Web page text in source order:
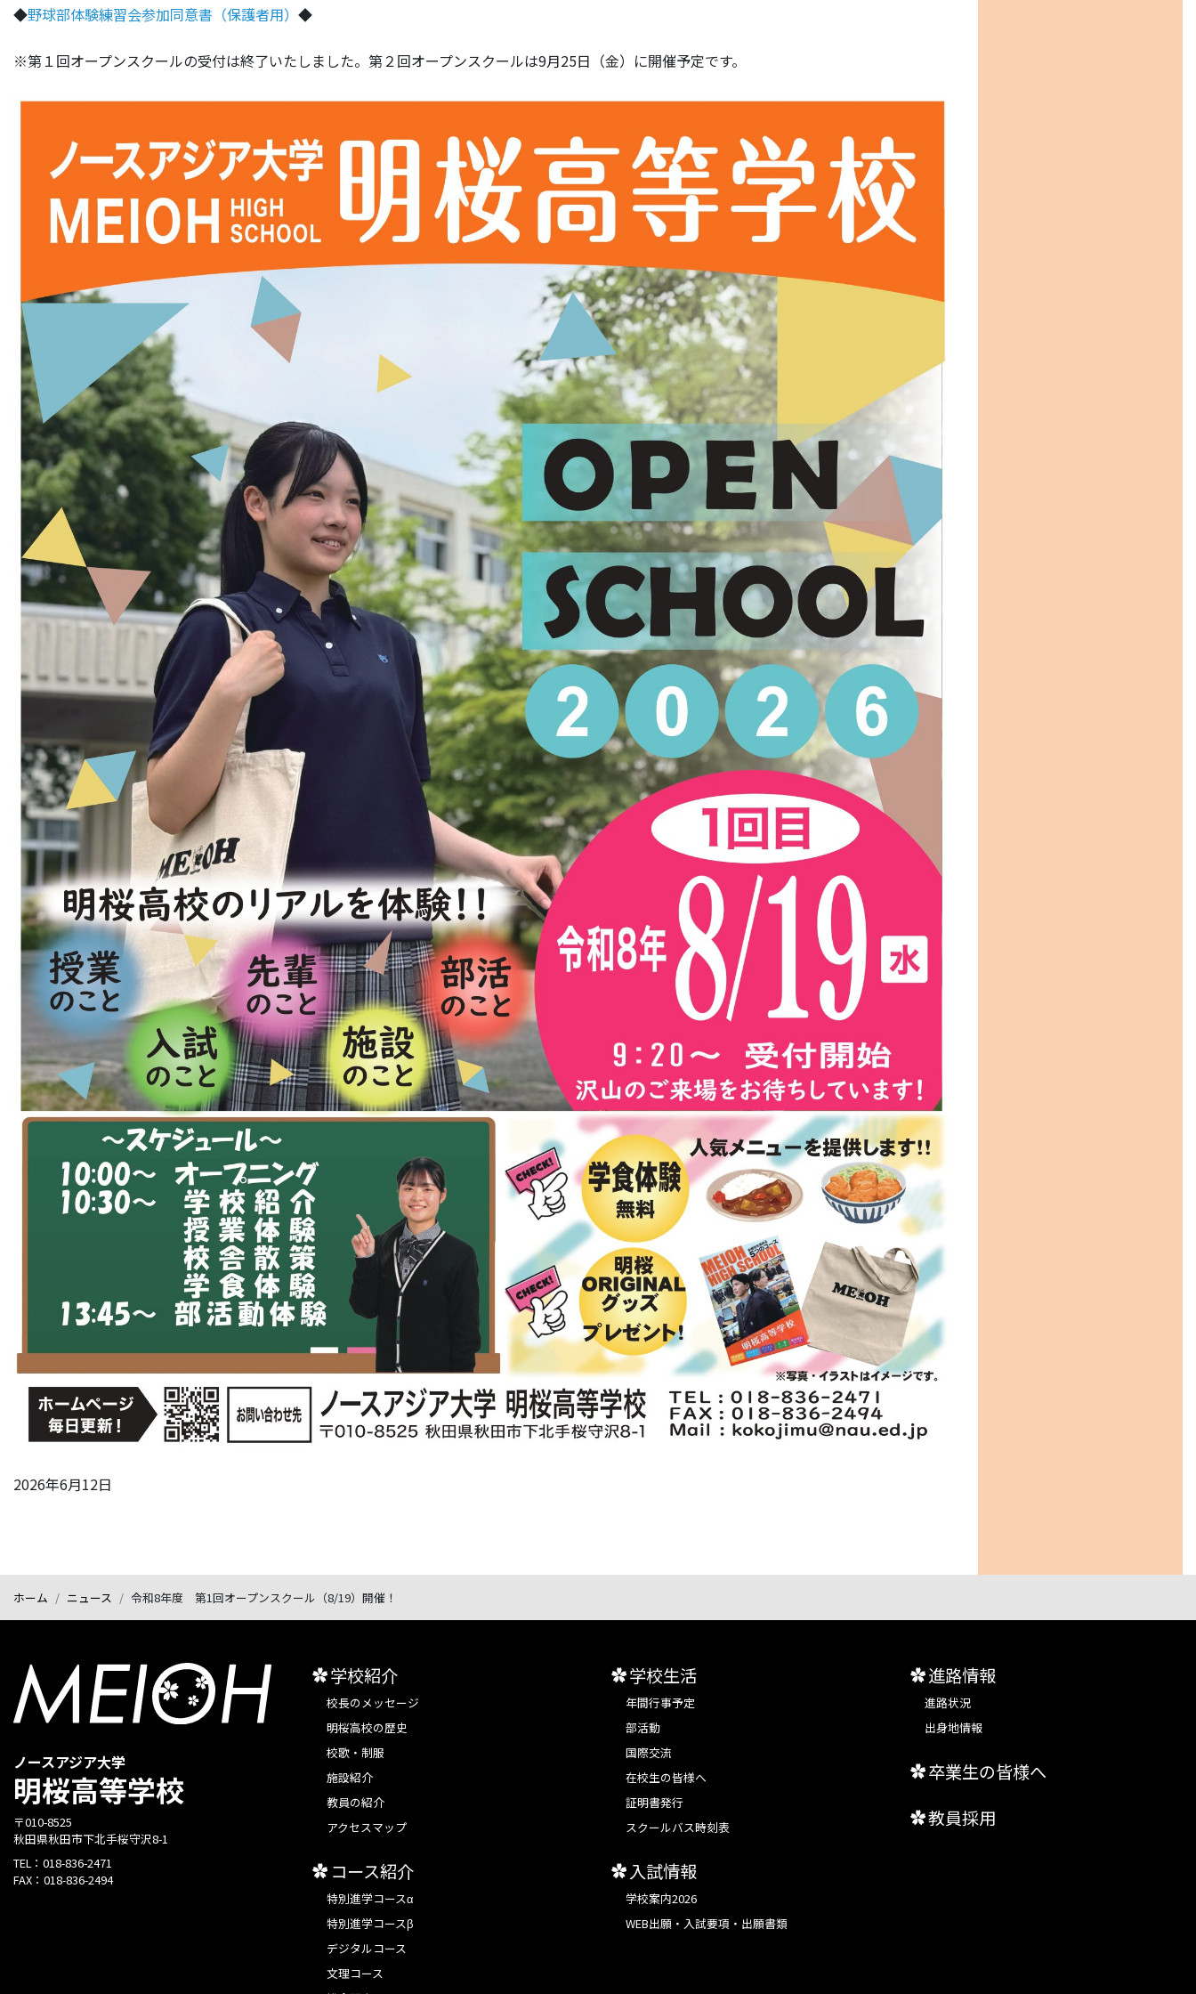
◆野球部体験練習会参加同意書（保護者用） ◆
※第１回オープンスクールの受付は終了いたしました。第２回オープンスクールは9月25日（金）に開催予定です。
2026年6月12日
ホーム ニュース 令和8年度 第1回オープンスクール（8/19）開催！
ノースアジア大学
明桜高等学校
〒010-8525
秋田県秋田市下北手桜守沢8-1
TEL： 018-836-2471
FAX： 018-836-2494
学校紹介
校長のメッセージ
明桜高校の歴史
校歌・制服
施設紹介
教員の紹介
アクセスマップ
コース紹介
特別進学コースα
特別進学コースβ
デジタルコース
文理コース
学校生活
年間行事予定
部活動
国際交流
在校生の皆様へ
証明書発行
スクールバス時刻表
入試情報
学校案内2026
WEB出願・入試要項・出願書類
進路情報
進路状況
出身地情報
卒業生の皆様へ
教員採用